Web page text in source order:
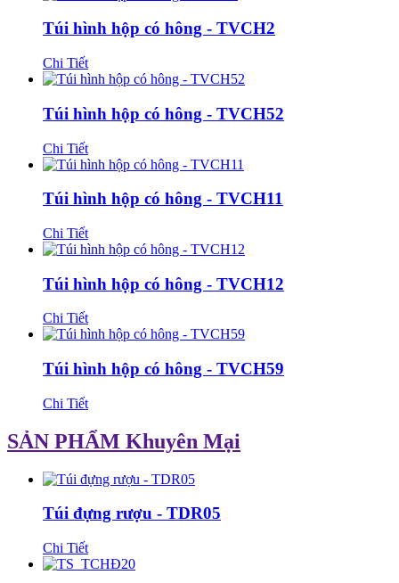
Túi hình hộp có hông - TVCH2
Chi Tiết
Túi hình hộp có hông - TVCH52
Chi Tiết
Túi hình hộp có hông - TVCH11
Chi Tiết
Túi hình hộp có hông - TVCH12
Chi Tiết
Túi hình hộp có hông - TVCH59
Chi Tiết
SẢN PHẨM Khuyên Mại
Túi đựng rượu - TDR05
Chi Tiết